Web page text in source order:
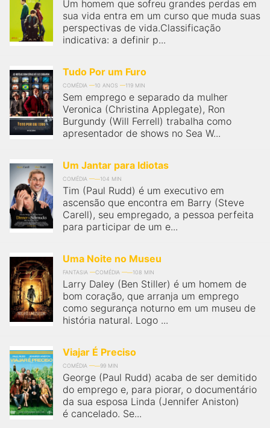
Um homem que sofreu grandes perdas em
sua vida entra em um curso que muda suas
perspectivas de vida.Classificação
indicativa: a definir p...
Tudo Por um Furo
COMÉDIA 10 ANOS 119 MIN
Sem emprego e separado da mulher
Veronica (Christina Applegate), Ron
Burgundy (Will Ferrell) trabalha como
apresentador de shows no Sea W...
Um Jantar para Idiotas
COMÉDIA 104 MIN
Tim (Paul Rudd) é um executivo em
ascensão que encontra em Barry (Steve
Carell), seu empregado, a pessoa perfeita
para participar de um e...
Uma Noite no Museu
FANTASIA COMÉDIA 108 MIN
Larry Daley (Ben Stiller) é um homem de
bom coração, que arranja um emprego
como segurança noturno em um museu de
história natural. Logo ...
Viajar É Preciso
COMÉDIA 99 MIN
George (Paul Rudd) acaba de ser demitido
do emprego e, para piorar, o documentário
da sua esposa Linda (Jennifer Aniston)
é cancelado. Se...